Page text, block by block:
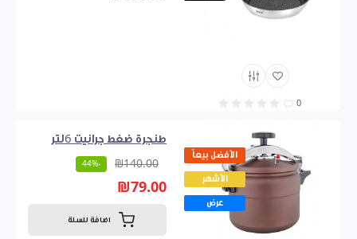
0
الأفضل بيعاً
الأشهر
عرض
طنجرة ضغط جرانيت 6لتر
₪140.00
-44%
₪79.00
اضافة للسلة